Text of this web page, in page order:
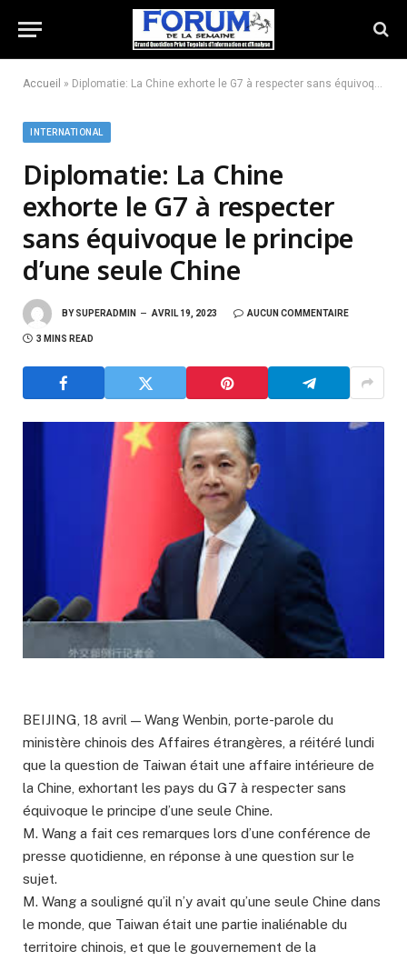
Accueil » Diplomatie: La Chine exhorte le G7 à respecter sans équivoque le principe d’une seule Chine
INTERNATIONAL
Diplomatie: La Chine
exhorte le G7 à respecter
sans équivoque le principe
d’une seule Chine
BY SUPERADMIN AVRIL 19, 2023 AUCUN COMMENTAIRE
3 MINS READ
BEIJING, 18 avril — Wang Wenbin, porte-parole du
ministère chinois des Affaires étrangères, a réitéré lundi
que la question de Taiwan était une affaire intérieure de
la Chine, exhortant les pays du G7 à respecter sans
équivoque le principe d’une seule Chine.
M. Wang a fait ces remarques lors d’une conférence de
presse quotidienne, en réponse à une question sur le
sujet.
M. Wang a souligné qu’il n’y avait qu’une seule Chine dans
le monde, que Taiwan était une partie inaliénable du
territoire chinois, et que le gouvernement de la